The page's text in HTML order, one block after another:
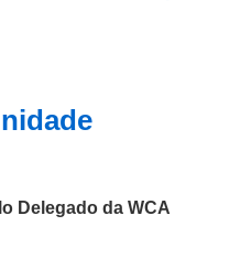
Delegado da WCA